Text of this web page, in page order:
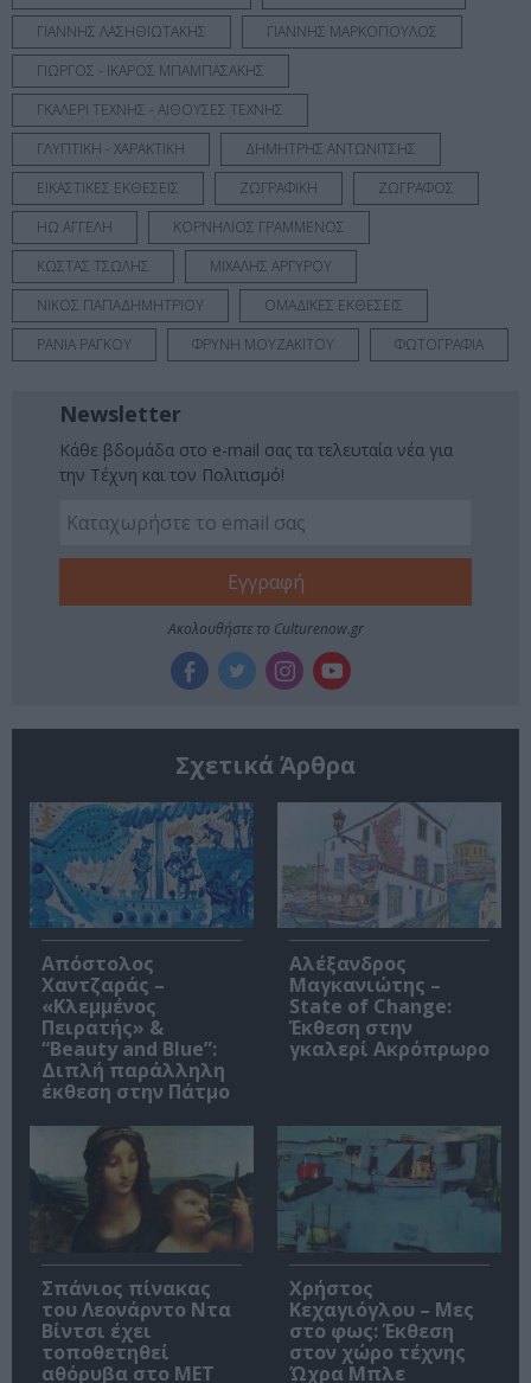
ΓΙΑΝΝΗΣ ΛΑΣΗΘΙΩΤΑΚΗΣ
ΓΙΑΝΝΗΣ ΜΑΡΚΟΠΟΥΛΟΣ
ΓΙΩΡΓΟΣ - ΙΚΑΡΟΣ ΜΠΑΜΠΑΣΑΚΗΣ
ΓΚΑΛΕΡΙ ΤΕΧΝΗΣ - ΑΙΘΟΥΣΕΣ ΤΕΧΝΗΣ
ΓΛΥΠΤΙΚΗ - ΧΑΡΑΚΤΙΚΗ
ΔΗΜΗΤΡΗΣ ΑΝΤΩΝΙΤΣΗΣ
ΕΙΚΑΣΤΙΚΕΣ ΕΚΘΕΣΕΙΣ
ΖΩΓΡΑΦΙΚΗ
ΖΩΓΡΑΦΟΣ
ΗΩ ΑΓΓΕΛΗ
ΚΟΡΝΗΛΙΟΣ ΓΡΑΜΜΕΝΟΣ
ΚΩΣΤΑΣ ΤΣΩΛΗΣ
ΜΙΧΑΛΗΣ ΑΡΓΥΡΟΥ
ΝΙΚΟΣ ΠΑΠΑΔΗΜΗΤΡΙΟΥ
ΟΜΑΔΙΚΕΣ ΕΚΘΕΣΕΙΣ
ΡΑΝΙΑ ΡΑΓΚΟΥ
ΦΡΥΝΗ ΜΟΥΖΑΚΙΤΟΥ ΦΩΤΟΓΡΑΦΙΑ
Newsletter
Κάθε βδομάδα στο e-mail σας τα τελευταία νέα για
την Τέχνη και τον Πολιτισμό!
Ακολουθήστε το Culturenow.gr
Σχετικά Άρθρα
Απόστολος
Χαντζαράς –
«Κλεμμένος
Πειρατής» &
“Beauty and Blue”:
Διπλή παράλληλη
έκθεση στην Πάτμο
Αλέξανδρος
Μαγκανιώτης –
State of Change:
Έκθεση στην
γκαλερί Ακρόπρωρο
Σπάνιος πίνακας
του Λεονάρντο Ντα
Βίντσι έχει
τοποθετηθεί
αθόρυβα στο MET
Χρήστος
Κεχαγιόγλου – Μες
στο φως: Έκθεση
στον χώρο τέχνης
Ώχρα Μπλε